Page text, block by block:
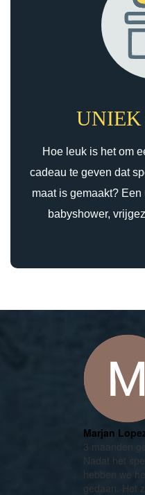
Hoe leuk is het om
cadeau te geven dat
maat is gemaakt?
babyshower,
Marjan
3 maanden
Nadat het
hebben we
gedaan. Het